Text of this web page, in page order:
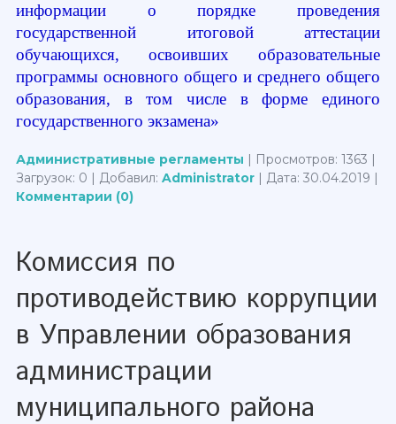
информации о порядке проведения
государственной итоговой аттестации
обучающихся, освоивших образовательные
программы основного общего и среднего общего
образования, в том числе в форме единого
государственного экзамена»
Административные регламенты | Просмотров: 1363 |
Загрузок: 0 | Добавил: Administrator | Дата: 30.04.2019 |
Комментарии (0)
Комиссия по
противодействию коррупции
в Управлении образования
администрации
муниципального района